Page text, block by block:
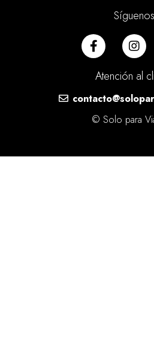
Síguenos
Atención al
© Solo para